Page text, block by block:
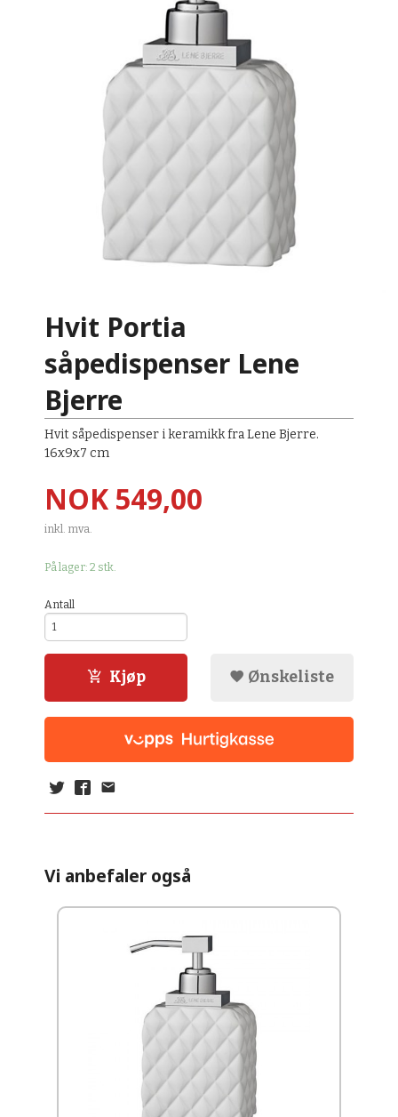
Hvit Portia
såpedispenser Lene
Bjerre
Hvit såpedispenser i keramikk fra Lene Bjerre.
16x9x7 cm
Pris
NOK 549,00
inkl. mva.
På lager: 2 stk.
Antall
Kjøp Ønskeliste
Vi anbefaler også